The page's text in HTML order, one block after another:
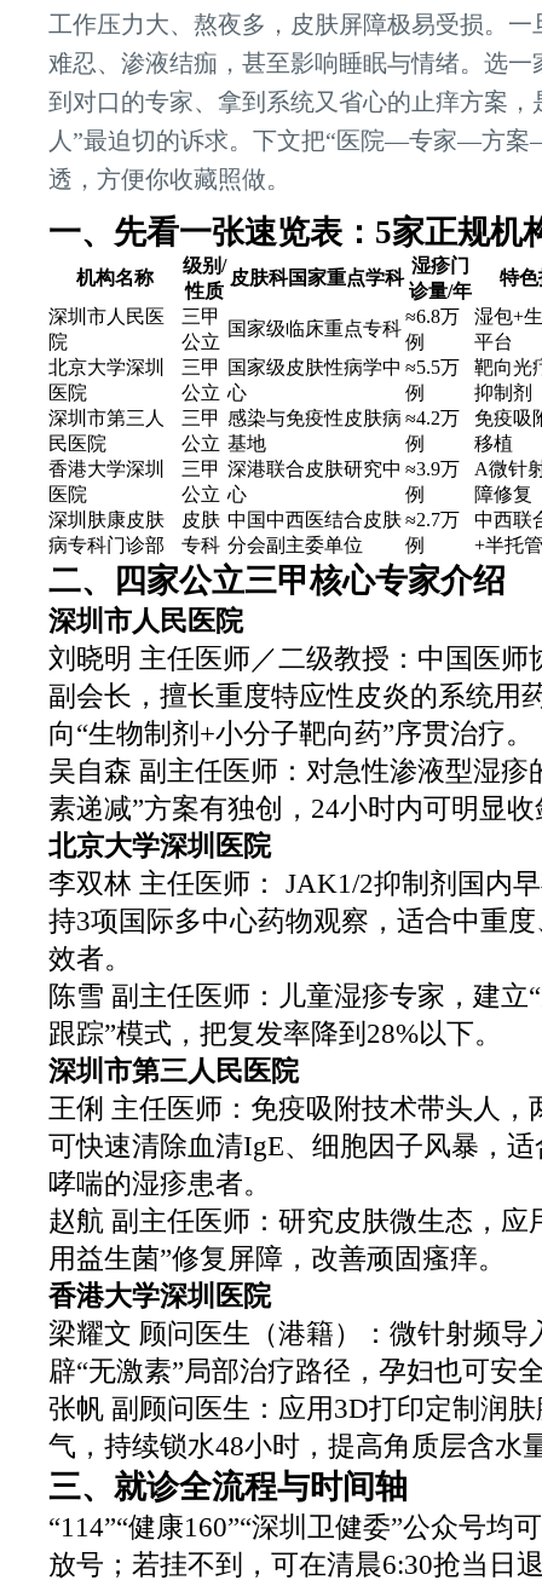
工作压力大、熬夜多，皮肤屏障极易受损。一
难忍、渗液结痂，甚至影响睡眠与情绪。选一
到对口的专家、拿到系统又省心的止痒方案，
人”最迫切的诉求。下文把“医院—专家—方案
透，方便你收藏照做。
一、先看一张速览表：5家正规机
机构名称
级别/
性质
皮肤科国家重点学科
湿疹门
诊量/年
特
深圳市人民医
院
三甲
公立
国家级临床重点专科
≈6.8万
例
湿包+
平台
北京大学深圳
医院
三甲
公立
国家级皮肤性病学中
心
≈5.5万
例
靶向光
抑制剂
深圳市第三人
民医院
三甲
公立
感染与免疫性皮肤病
基地
≈4.2万
例
免疫吸
移植
香港大学深圳
医院
三甲
公立
深港联合皮肤研究中
心
≈3.9万
例
A微针
障修复
深圳肤康皮肤
病专科门诊部
皮肤
专科
中国中西医结合皮肤
分会副主委单位
≈2.7万
例
中西联
+半托
二、四家公立三甲核心专家介绍
深圳市人民医院
刘晓明 主任医师／二级教授：中国医师
副会长，擅长重度特应性皮炎的系统用
向“生物制剂+小分子靶向药”序贯治疗。
吴自森 副主任医师：对急性渗液型湿疹
素递减”方案有独创，24小时内可明显
北京大学深圳医院
李双林 主任医师： JAK1/2抑制剂国内
持3项国际多中心药物观察，适合中重
效者。
陈雪 副主任医师：儿童湿疹专家，建立
跟踪”模式，把复发率降到28%以下。
深圳市第三人民医院
王俐 主任医师：免疫吸附技术带头人，
可快速清除血清IgE、细胞因子风暴，
哮喘的湿疹患者。
赵航 副主任医师：研究皮肤微生态，应
用益生菌”修复屏障，改善顽固瘙痒。
香港大学深圳医院
梁耀文 顾问医生（港籍）：微针射频导
辟“无激素”局部治疗路径，孕妇也可安
张帆 副顾问医生：应用3D打印定制润
气，持续锁水48小时，提高角质层含水
三、就诊全流程与时间轴
“114”“健康160”“深圳卫健委”公众号均
放号；若挂不到，可在清晨6:30抢当日